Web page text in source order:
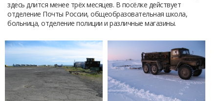
здесь длится менее трёх месяцев. В посёлке действует
отделение Почты России, общеобразовательная школа,
больница, отделение полиции и различные магазины.